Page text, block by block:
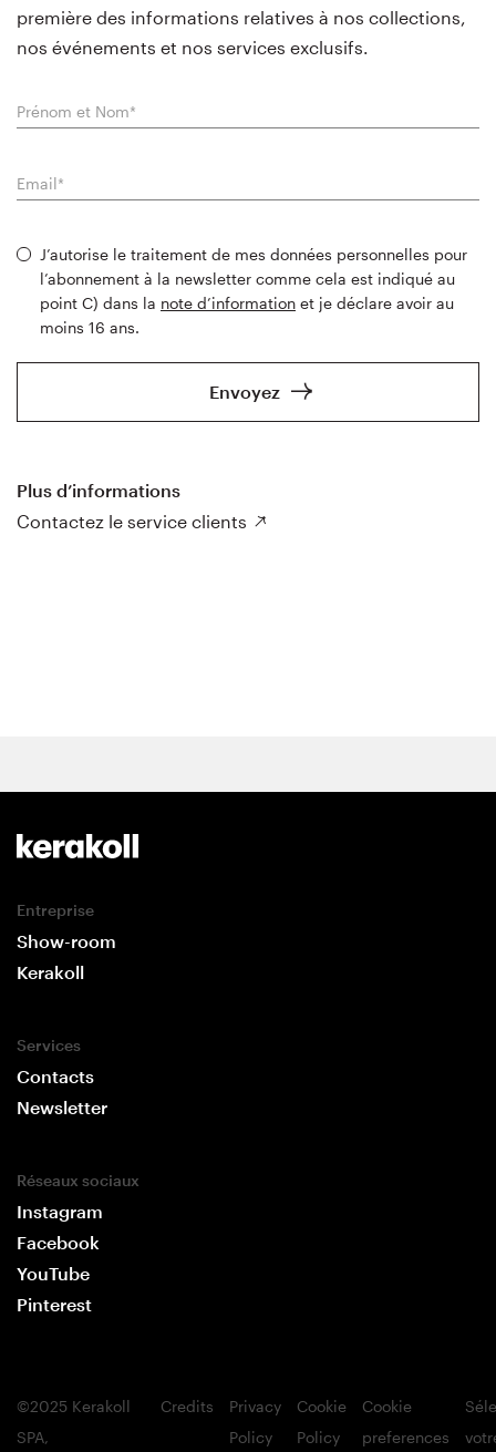
première des informations relatives à nos collections,
nos événements et nos services exclusifs.
J’autorise le traitement de mes données personnelles pour
l’abonnement à la newsletter comme cela est indiqué au
point C) dans la note d’information et je déclare avoir au
moins 16 ans.
Envoyez
Plus d’informations
Contactez le service clients
Entreprise
Show-room
Kerakoll
Services
Contacts
Newsletter
Réseaux sociaux
Instagram
Facebook
YouTube
Pinterest
©2025 Kerakoll
SPA,
Credits
Privacy
Policy
Cookie
Policy
Cookie
preferences